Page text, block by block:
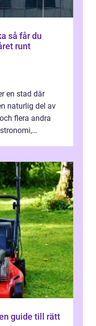
runt
en stad där
naturlig del av
flera andra